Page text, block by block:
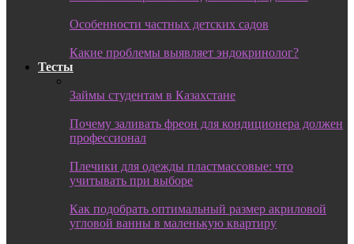
Особенности частных детских садов
Какие проблемы выявляет эндокринолог?
Тесты
Займы студентам в Казахстане
Почему заливать фреон для кондиционера должен
профессионал
Плечики для одежды пластмассовые: что
учитывать при выборе
Как подобрать оптимальный размер акриловой
угловой ванны в маленькую квартиру